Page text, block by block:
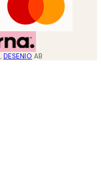
, DESENIO AB